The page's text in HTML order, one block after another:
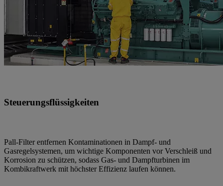
Steuerungsflüssigkeiten
Pall-Filter entfernen Kontaminationen in Dampf- und
Gasregelsystemen, um wichtige Komponenten vor Verschleiß und
Korrosion zu schützen, sodass Gas- und Dampfturbinen im
Kombikraftwerk mit höchster Effizienz laufen können.